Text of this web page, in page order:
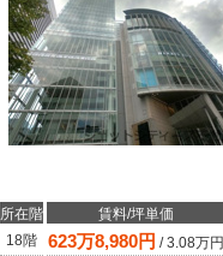
所在階 賃料/坪単価
18階
623万8,980円 /3.08万円